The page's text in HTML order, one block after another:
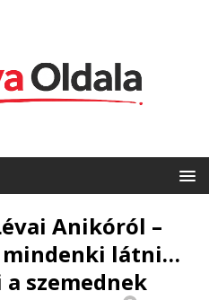
Anikóról –
mindenki látni…
szemednek